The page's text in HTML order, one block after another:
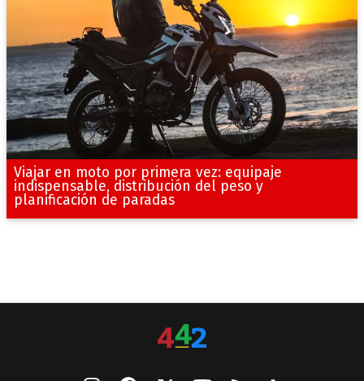
Viajar en moto por primera vez: equipaje
indispensable, distribución del peso y
planificación de paradas